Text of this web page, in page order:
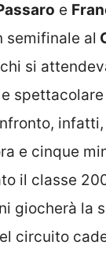
e
semifinale al
si
e cinque
il classe
giocherà la
circuito